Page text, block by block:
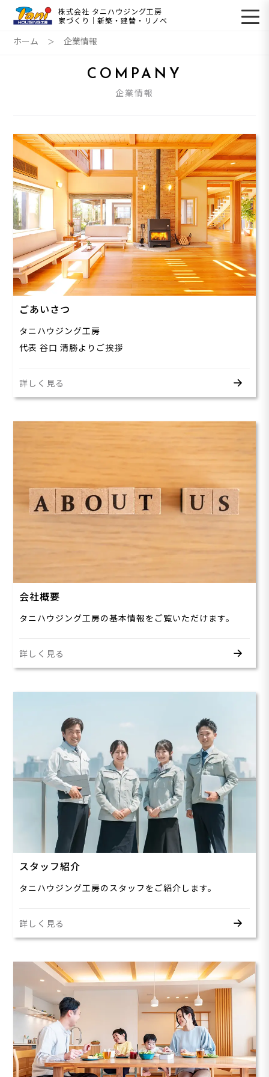
株式会社 タニハウジング工房
家づくり｜新築・建替・リノベ
ホーム 企業情報
COMPANY
企業情報
ごあいさつ
タニハウジング工房
代表 谷口 清勝よりご挨拶
詳しく見る
会社概要
タニハウジング工房の基本情報をご覧いただけます。
詳しく見る
スタッフ紹介
タニハウジング工房のスタッフをご紹介します。
詳しく見る